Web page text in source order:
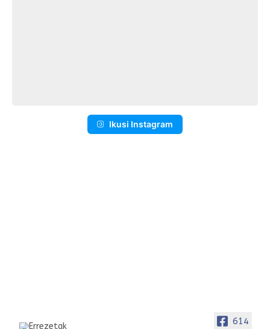
Ikusi Instagram
614